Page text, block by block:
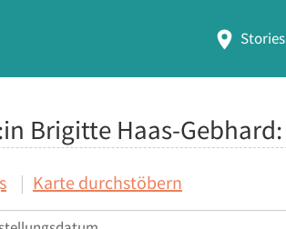
Stories
Brigitte Haas-Gebhard:
Karte durchstöbern